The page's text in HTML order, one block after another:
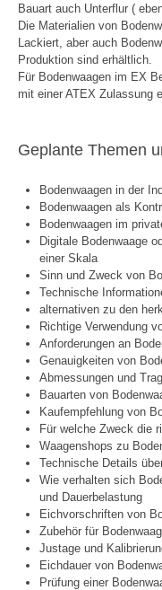
Bauart auch Unterflur (
Die Materialien von
Lackiert, aber auch
Produktion sind erhältlich.
Für Bodenwaagen im EX
mit einer ATEX Zulassung
Geplante Themen
Bodenwaagen in der
Bodenwaagen als
Bodenwaagen im
Digitale Bodenwaage
einer Skala
Sinn und Zweck von
Technische
alternativen zu den
Richtige Verwendung
Anforderungen an
Genauigkeiten von
Abmessungen und
Bauarten von
Kaufempfehlung von
Für welche Zweck die
Waagenshops zu
Technische Details
Wie verhalten sich
und Dauerbelastung
Eichvorschriften von
Zubehör für
Justage und
Eichdauer von
Prüfung einer